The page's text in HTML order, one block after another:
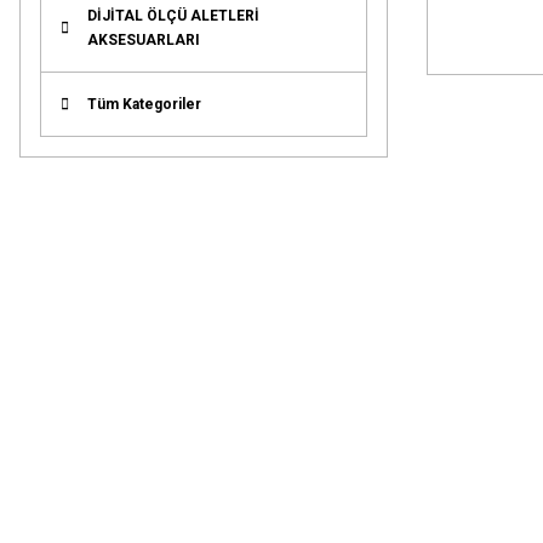
DİJİTAL ÖLÇÜ ALETLERİ
AKSESUARLARI
Tüm Kategoriler